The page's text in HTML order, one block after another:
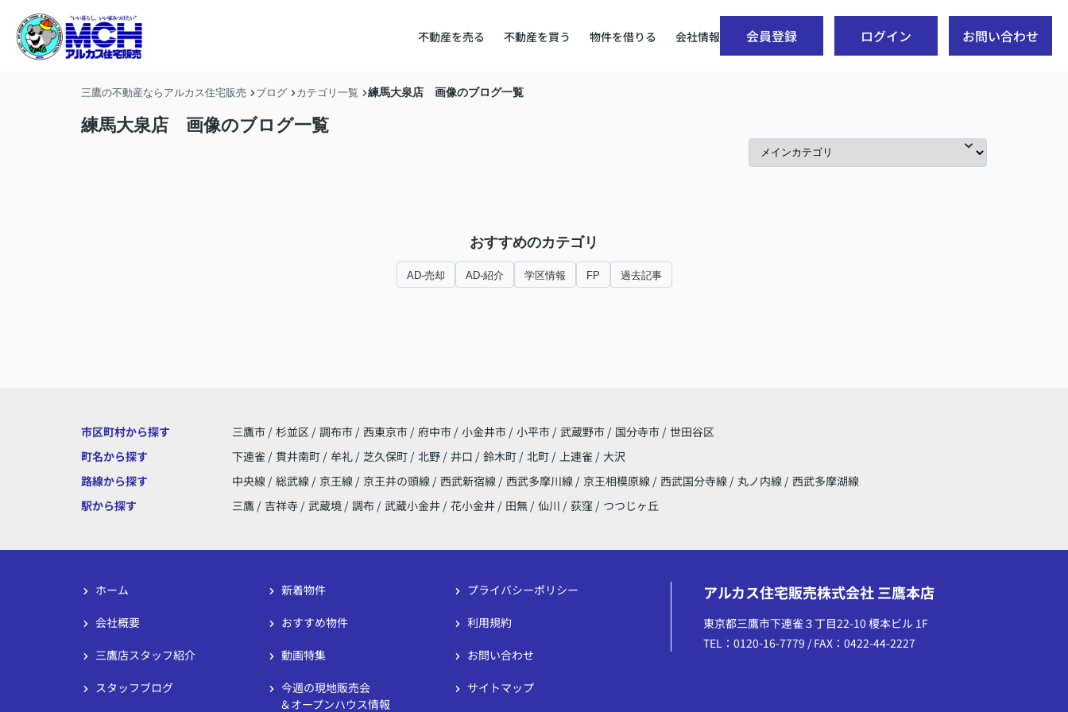
不動産を売る 不動産を買う 物件を借りる 会社情報 会員登録 ログイン お問い合わせ
三鷹の不動産ならアルカス住宅販売 ブログ カテゴリ一覧 練馬大泉店 画像のブログ一覧
練馬大泉店 画像のブログ一覧
おすすめのカテゴリ
AD-売却 AD-紹介 学区情報 FP 過去記事
市区町村から探す 三鷹市 / 杉並区 / 調布市 / 西東京市 / 府中市 / 小金井市 / 小平市 / 武蔵野市 / 国分寺市 / 世田谷区
町名から探す
下連雀 / 貫井南町 / 牟礼 / 芝久保町 / 北野 / 井口 / 鈴木町 / 北町 / 上連雀 / 大沢
路線から探す
中央線 / 総武線 / 京王線 / 京王井の頭線 / 西武新宿線 / 西武多摩川線 / 京王相模原線 / 西武国分寺線 / 丸ノ内線 / 西武多摩湖線
駅から探す
三鷹 / 吉祥寺 / 武蔵境 / 調布 / 武蔵小金井 / 花小金井 / 田無 / 仙川 / 荻窪 / つつじヶ丘
ホーム
会社概要
三鷹店スタッフ紹介
スタッフブログ
新着物件
おすすめ物件
動画特集
今週の現地販売会
＆オープンハウス情報
プライバシーポリシー
利用規約
お問い合わせ
サイトマップ
アルカス住宅販売株式会社 三鷹本店
東京都三鷹市下連雀３丁目22-10 榎本ビル 1F
TEL：0120-16-7779 / FAX：0422-44-2227